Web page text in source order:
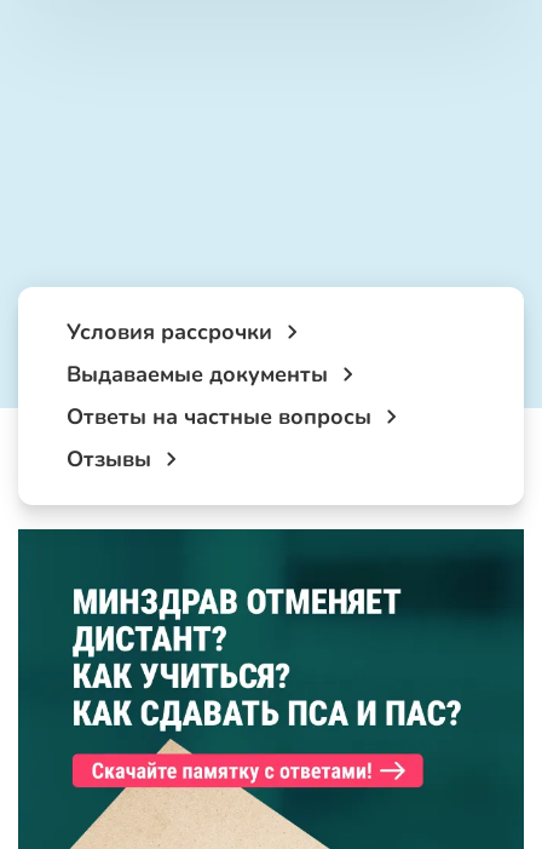
Условия рассрочки
Выдаваемые документы
Ответы на частные вопросы
Отзывы